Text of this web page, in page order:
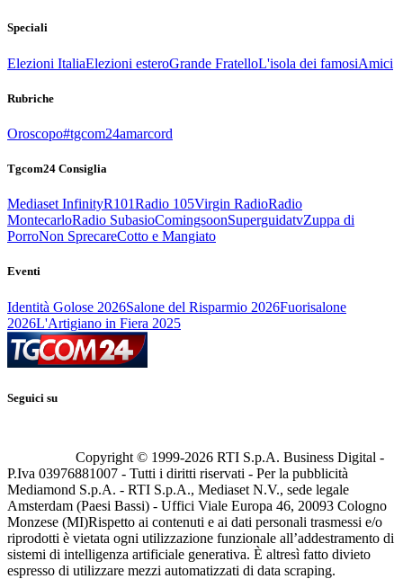
Speciali
Elezioni ItaliaElezioni esteroGrande FratelloL'isola dei famosiAmici
Rubriche
Oroscopo#tgcom24amarcord
Tgcom24 Consiglia
Mediaset InfinityR101Radio 105Virgin RadioRadio
MontecarloRadio SubasioComingsoonSuperguidatvZuppa di
PorroNon SprecareCotto e Mangiato
Eventi
Identità Golose 2026Salone del Risparmio 2026Fuorisalone
2026L'Artigiano in Fiera 2025
Seguici su
Copyright © 1999-2026 RTI S.p.A. Business Digital -
P.Iva 03976881007 - Tutti i diritti riservati - Per la pubblicità
Mediamond S.p.A. - RTI S.p.A., Mediaset N.V., sede legale
Amsterdam (Paesi Bassi) - Uffici Viale Europa 46, 20093 Cologno
Monzese (MI)Rispetto ai contenuti e ai dati personali trasmessi e/o
riprodotti è vietata ogni utilizzazione funzionale all’addestramento di
sistemi di intelligenza artificiale generativa. È altresì fatto divieto
espresso di utilizzare mezzi automatizzati di data scraping.